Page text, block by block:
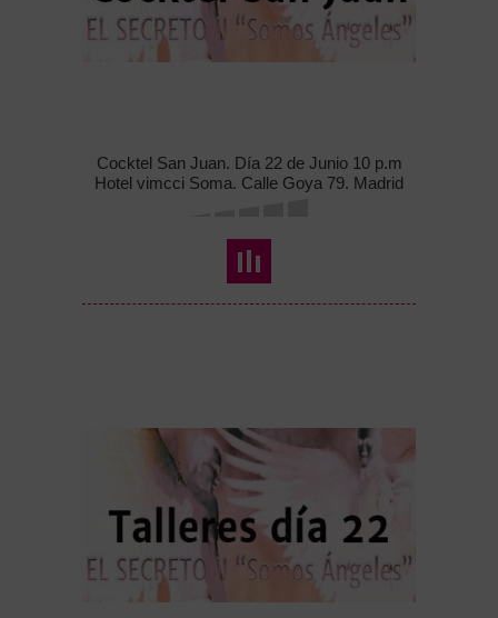
Cocktel San Juan. Día 22 de Junio 10 p.m
Hotel vimcci Soma. Calle Goya 79. Madrid